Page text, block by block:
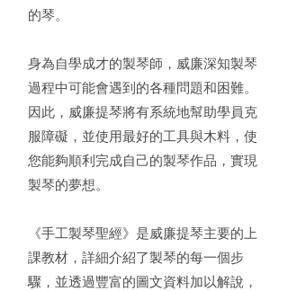
的琴。
身為自學成才的製琴師，威廉深知製琴
過程中可能會遇到的各種問題和困難。
因此，威廉提琴將有系統地幫助學員克
服障礙，並使用最好的工具與木料，使
您能夠順利完成自己的製琴作品，實現
製琴的夢想。
《手工製琴聖經》是威廉提琴主要的上
課教材，詳細介紹了製琴的每一個步
驟，並透過豐富的圖文資料加以解說，